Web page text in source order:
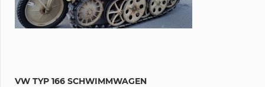
VW TYP 166 SCHWIMMWAGEN